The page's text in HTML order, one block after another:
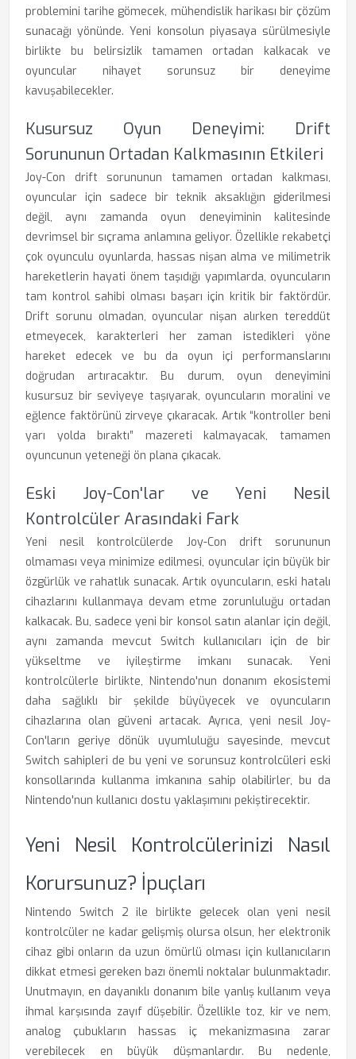
problemini tarihe gömecek, mühendislik harikası bir çözüm
sunacağı yönünde. Yeni konsolun piyasaya sürülmesiyle
birlikte bu belirsizlik tamamen ortadan kalkacak ve
oyuncular nihayet sorunsuz bir deneyime
kavuşabilecekler.
Kusursuz Oyun Deneyimi: Drift
Sorununun Ortadan Kalkmasının Etkileri
Joy-Con drift sorununun tamamen ortadan kalkması,
oyuncular için sadece bir teknik aksaklığın giderilmesi
değil, aynı zamanda oyun deneyiminin kalitesinde
devrimsel bir sıçrama anlamına geliyor. Özellikle rekabetçi
çok oyunculu oyunlarda, hassas nişan alma ve milimetrik
hareketlerin hayati önem taşıdığı yapımlarda, oyuncuların
tam kontrol sahibi olması başarı için kritik bir faktördür.
Drift sorunu olmadan, oyuncular nişan alırken tereddüt
etmeyecek, karakterleri her zaman istedikleri yöne
hareket edecek ve bu da oyun içi performanslarını
doğrudan artıracaktır. Bu durum, oyun deneyimini
kusursuz bir seviyeye taşıyarak, oyuncuların moralini ve
eğlence faktörünü zirveye çıkaracak. Artık “kontroller beni
yarı yolda bıraktı” mazereti kalmayacak, tamamen
oyuncunun yeteneği ön plana çıkacak.
Eski Joy-Con'lar ve Yeni Nesil
Kontrolcüler Arasındaki Fark
Yeni nesil kontrolcülerde Joy-Con drift sorununun
olmaması veya minimize edilmesi, oyuncular için büyük bir
özgürlük ve rahatlık sunacak. Artık oyuncuların, eski hatalı
cihazlarını kullanmaya devam etme zorunluluğu ortadan
kalkacak. Bu, sadece yeni bir konsol satın alanlar için değil,
aynı zamanda mevcut Switch kullanıcıları için de bir
yükseltme ve iyileştirme imkanı sunacak. Yeni
kontrolcülerle birlikte, Nintendo'nun donanım ekosistemi
daha sağlıklı bir şekilde büyüyecek ve oyuncuların
cihazlarına olan güveni artacak. Ayrıca, yeni nesil Joy-
Con'ların geriye dönük uyumluluğu sayesinde, mevcut
Switch sahipleri de bu yeni ve sorunsuz kontrolcüleri eski
konsollarında kullanma imkanına sahip olabilirler, bu da
Nintendo'nun kullanıcı dostu yaklaşımını pekiştirecektir.
Yeni Nesil Kontrolcülerinizi Nasıl
Korursunuz? İpuçları
Nintendo Switch 2 ile birlikte gelecek olan yeni nesil
kontrolcüler ne kadar gelişmiş olursa olsun, her elektronik
cihaz gibi onların da uzun ömürlü olması için kullanıcıların
dikkat etmesi gereken bazı önemli noktalar bulunmaktadır.
Unutmayın, en dayanıklı donanım bile yanlış kullanım veya
ihmal karşısında zayıf düşebilir. Özellikle toz, kir ve nem,
analog çubukların hassas iç mekanizmasına zarar
verebilecek en büyük düşmanlardır. Bu nedenle,